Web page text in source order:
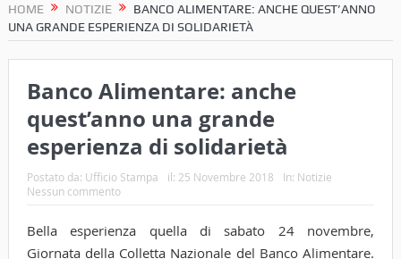
HOME NOTIZIE
BANCO ALIMENTARE: ANCHE QUEST’ANNO
UNA GRANDE ESPERIENZA DI SOLIDARIETÀ
Banco Alimentare: anche
quest’anno una grande
esperienza di solidarietà
Postato da: Ufficio Stampa il: 25 Novembre 2018 In: Notizie
Nessun commento
Bella esperienza quella di sabato 24 novembre,
Giornata della Colletta Nazionale del Banco Alimentare.